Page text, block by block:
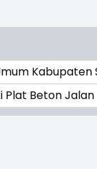
Kabupaten
Plat Beton Jalan